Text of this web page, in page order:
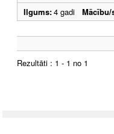
Ilgums:4 gadi
Rezultāti : 1 - 1 no 1